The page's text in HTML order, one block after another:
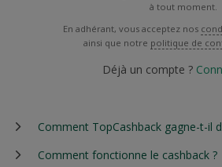
à tout moment.
En adhérant, vous acceptez nos
ainsi que notre politique de
Déjà un compte ?
Comment TopCashback gagne-t-il
Comment fonctionne le cashback ?